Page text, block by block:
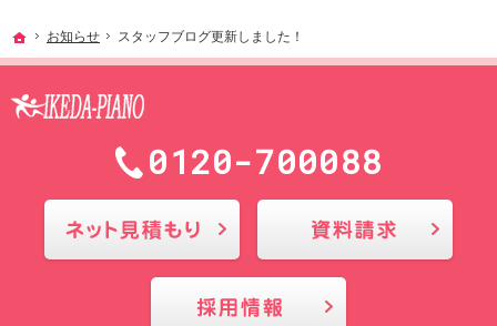
ホーム
お知らせ スタッフブログ更新しました！
0120-700088